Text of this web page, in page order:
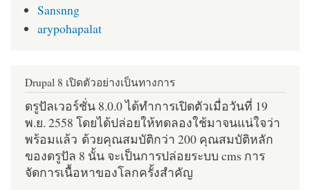
Sansnng
arypohapalat
Drupal 8 เปิดตัวอย่างเป็นทางการ
ดรูปัลเวอร์ชั่น 8.0.0 ได้ทำการเปิดตัวเมื่อวันที่ 19
พ.ย. 2558 โดยได้ปล่อยให้ทดลองใช้มาจนแน่ใจว่า
พร้อมแล้ว ด้วยคุณสมบัติกว่า 200 คุณสมบัติหลัก
ของดรูปัล 8 นั้น จะเป็นการปล่อยระบบ cms การ
จัดการเนื้อหาของโลกครั้งสำคัญ